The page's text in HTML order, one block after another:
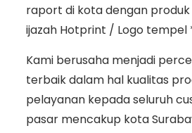
raport di kota dengan
ijazah Hotprint / Logo tempel
Kami berusaha menjadi
terbaik dalam hal kualitas
pelayanan kepada seluruh
pasar mencakup kota